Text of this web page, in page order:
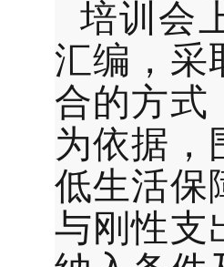
培训会
汇编，采
合的方式
为依据，
低生活保
与刚性支